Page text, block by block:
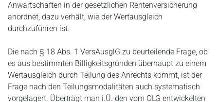
Anwartschaften in der gesetzlichen Rentenversicherung
anordnet, dazu verhält, wie der Wertausgleich
durchzuführen ist.
Die nach § 18 Abs. 1 VersAusglG zu beurteilende Frage, ob
es aus bestimmten Billigkeitsgründen überhaupt zu einem
Wertausgleich durch Teilung des Anrechts kommt, ist der
Frage nach den Teilungsmodalitäten auch systematisch
vorgelagert. Überträgt man i.Ü. den vom OLG entwickelten